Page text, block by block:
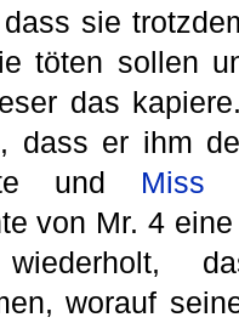
sie
töten sollen
das
dass er ihm
und Miss
von Mr. 4
worauf